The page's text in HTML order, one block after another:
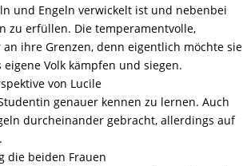
und Engeln verwickelt ist und nebenbei
zu erfüllen. Die temperamentvolle,
ihre Grenzen, denn eigentlich möchte sie
Volk kämpfen und siegen.
von Lucile
genauer kennen zu lernen. Auch
durcheinander gebracht, allerdings auf
die beiden Frauen